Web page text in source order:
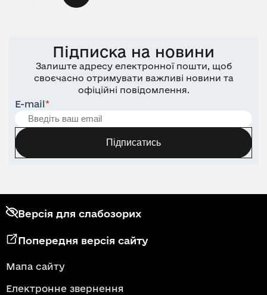
Підписка на новини
Залиште адресу електронної пошти, щоб
своєчасно отримувати важливі новини та
офіційні повідомлення.
E-mail*
Підписатись
Версія для слабозорих
Попередня версія сайту
Мапа сайту
Електронне звернення